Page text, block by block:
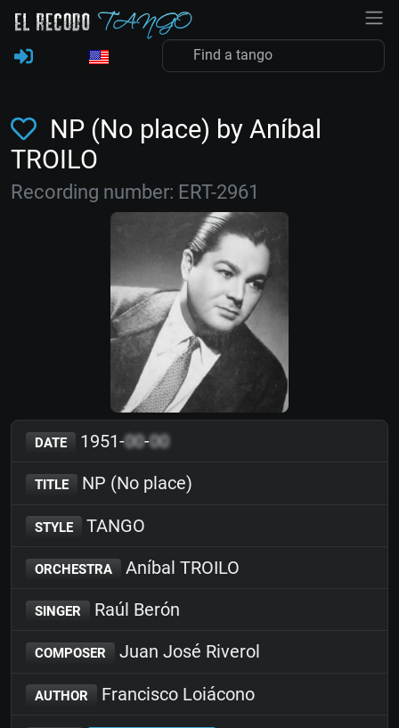
NP (No place) by Aníbal
TROILO
Recording number: ERT-2961
DATE 1951-00-00
TITLE NP (No place)
STYLE TANGO
ORCHESTRA Aníbal TROILO
SINGER Raúl Berón
COMPOSER Juan José Riverol
AUTHOR Francisco Loiácono